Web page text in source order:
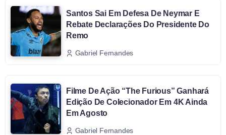
Santos Sai Em Defesa De Neymar E
Rebate Declarações Do Presidente Do
Remo
Gabriel Fernandes
Filme De Ação “The Furious” Ganhará
Edição De Colecionador Em 4K Ainda
Em Agosto
Gabriel Fernandes